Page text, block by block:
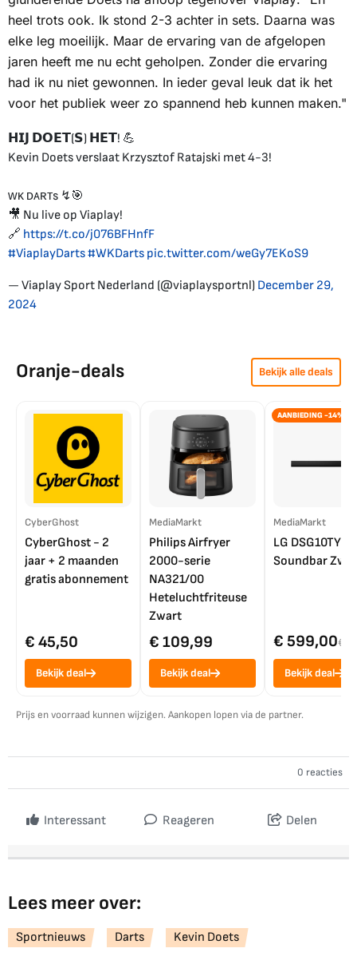
heel trots ook. Ik stond 2-3 achter in sets. Daarna was
elke leg moeilijk. Maar de ervaring van de afgelopen
jaren heeft me nu echt geholpen. Zonder die ervaring
had ik nu niet gewonnen. In ieder geval leuk dat ik het
voor het publiek weer zo spannend heb kunnen maken."
𝗛𝗜𝗝 𝗗𝗢𝗘𝗧(𝗦) 𝗛𝗘𝗧! 💪
Kevin Doets verslaat Krzysztof Ratajski met 4-3!
ᴡᴋ ᴅᴀʀᴛs ↯🎯
🎥 Nu live op Viaplay!
🔗 https://t.co/j076BFHnfF
#ViaplayDarts#WKDarts pic.twitter.com/weGy7EKoS9
— Viaplay Sport Nederland (@viaplaysportnl) December 29,
2024
Oranje-deals Bekijk alle deals
CyberGhost
CyberGhost - 2
jaar + 2 maanden
gratis abonnement
€ 45,50
Bekijk deal
MediaMarkt
Philips Airfryer
2000-serie
NA321/00
Heteluchtfriteuse
Zwart
€ 109,99
Bekijk deal
AANBIEDING -14%
MediaMarkt
LG DSG10TY
Soundbar
€ 599,00€
Bekijk deal
Prijs en voorraad kunnen wijzigen. Aankopen lopen via de partner.
0 reacties
Interessant Reageren Delen
Lees meer over:
Sportnieuws Darts Kevin Doets